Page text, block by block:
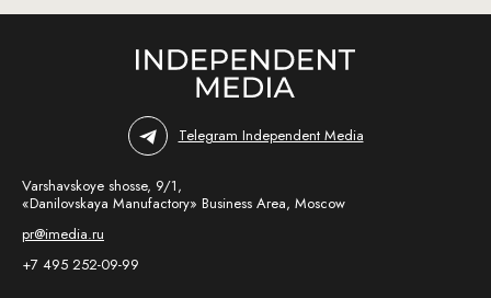
Telegram Independent Media
Varshavskoye shosse, 9/1,
«Danilovskaya Manufactory» Business Area, Moscow
pr@imedia.ru
+7 495 252-09-99